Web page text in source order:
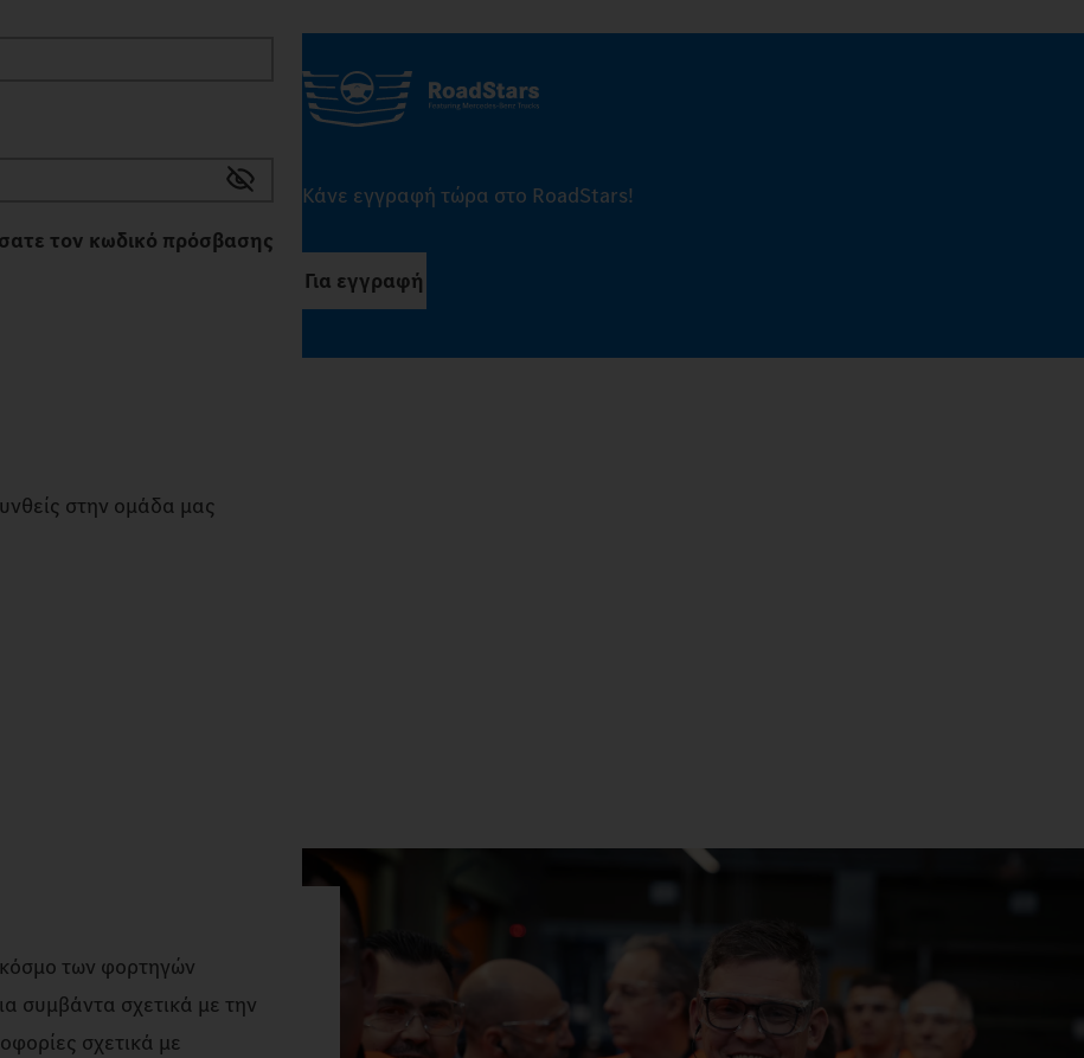
τον κωδικό πρόσβασης
στην ομάδα μας
Κάνε εγγραφή τώρα στο RoadStars!
Για εγγραφή
των φορτηγών
συμβάντα σχετικά με την
σχετικά με